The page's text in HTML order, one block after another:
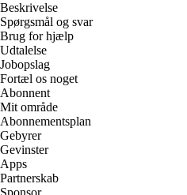
Beskrivelse
Spørgsmål og svar
Brug for hjælp
Udtalelse
Jobopslag
Fortæl os noget
Abonnent
Mit område
Abonnementsplan
Gebyrer
Gevinster
Apps
Partnerskab